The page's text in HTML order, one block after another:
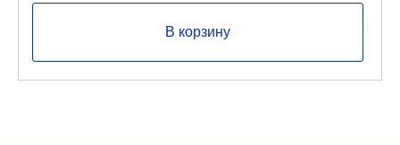
В корзину